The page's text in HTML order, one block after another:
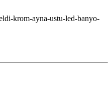
krom-ayna-ustu-led-banyo-